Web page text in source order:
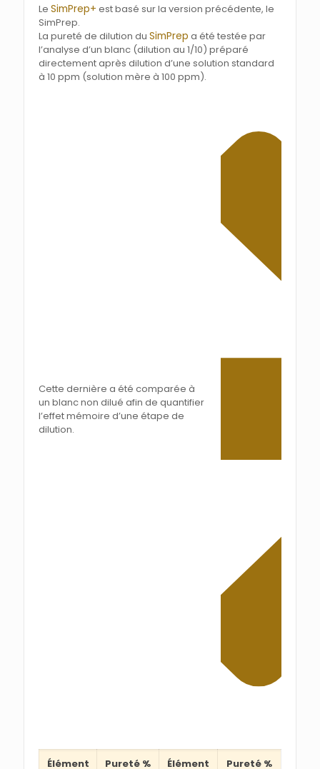
Le SimPrep+ est basé sur la version précédente, le
SimPrep.
La pureté de dilution du SimPrep a été testée par
l’analyse d’un blanc (dilution au 1/10) préparé
directement après dilution d’une solution standard
à 10 ppm (solution mère à 100 ppm).
Cette dernière a été comparée à
un blanc non dilué afin de quantifier
l’effet mémoire d’une étape de
dilution.
Élément Pureté % Élément Pureté %